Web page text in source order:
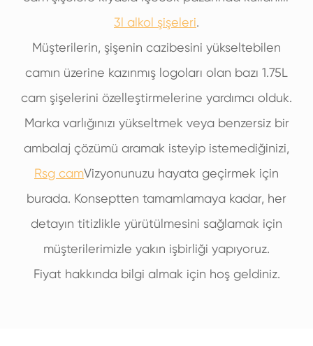
3l alkol şişeleri.
Müşterilerin, şişenin cazibesini yükseltebilen
camın üzerine kazınmış logoları olan bazı 1.75L
cam şişelerini özelleştirmelerine yardımcı olduk.
Marka varlığınızı yükseltmek veya benzersiz bir
ambalaj çözümü aramak isteyip istemediğinizi,
Rsg camVizyonunuzu hayata geçirmek için
burada. Konseptten tamamlamaya kadar, her
detayın titizlikle yürütülmesini sağlamak için
müşterilerimizle yakın işbirliği yapıyoruz.
Fiyat hakkında bilgi almak için hoş geldiniz.